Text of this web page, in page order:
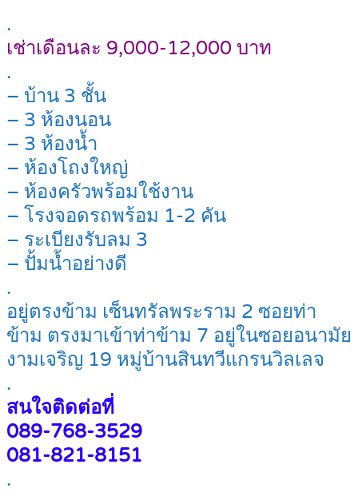
.
เช่าเดือนละ 9,000-12,000 บาท
.
– บ้าน 3 ชั้น
– 3 ห้องนอน
– 3 ห้องน้ำ
– ห้องโถงใหญ่
– ห้องครัวพร้อมใช้งาน
– โรงจอดรถพร้อม 1-2 คัน
– ระเบียงรับลม 3
– ปั้มน้ำอย่างดี
.
อยู่ตรงข้าม เซ็นทรัลพระราม 2 ซอยท่า
ข้าม ตรงมาเข้าท่าข้าม 7 อยู่ในซอยอนามัย
งามเจริญ 19 หมู่บ้านสินทวีแกรนวิลเลจ
.
สนใจติดต่อที่
089-768-3529
081-821-8151
.